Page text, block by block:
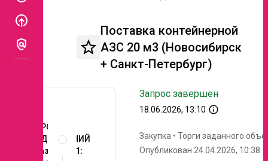
enable
policy
документы
star_border
Поставка контейнерной
АЗС 20 м3 (Новосибирск
+ Санкт-Петербург)
ЗАПРОС
ПРЕДЛОЖЕНИЙ
Заказчик № 1:
Запрос завершен
18.06.2026, 13:10 info_outline
Закупка • Торги заданного
Опубликован 24.04.2026, 10:38